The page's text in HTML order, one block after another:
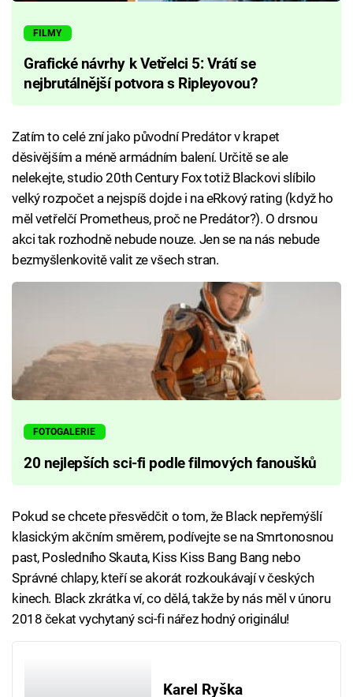
FILMY
Grafické návrhy k Vetřelci 5: Vrátí se
nejbrutálnější potvora s Ripleyovou?
Zatím to celé zní jako původní Predátor v krapet
děsivějším a méně armádním balení. Určitě se ale
nelekejte, studio 20th Century Fox totiž Blackovi slíbilo
velký rozpočet a nejspíš dojde i na eRkový rating (když ho
měl vetřelčí Prometheus, proč ne Predátor?). O drsnou
akci tak rozhodně nebude nouze. Jen se na nás nebude
bezmyšlenkovitě valit ze všech stran.
FOTOGALERIE
20 nejlepších sci-fi podle filmových fanoušků
Pokud se chcete přesvědčit o tom, že Black nepřemýšlí
klasickým akčním směrem, podívejte se na Smrtonosnou
past, Posledního Skauta, Kiss Kiss Bang Bang nebo
Správné chlapy, kteří se akorát rozkoukávají v českých
kinech. Black zkrátka ví, co dělá, takže by nás měl v únoru
2018 čekat vychytaný sci-fi nářez hodný originálu!
Karel Ryška